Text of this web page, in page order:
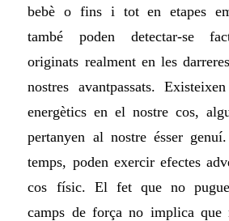
bebè o fins i tot en etapes
també poden detectar-se
originats realment en les
nostres avantpassats.
energètics en el nostre cos,
pertanyen al nostre ésser
temps, poden exercir efectes
cos físic. El fet que no
camps de força no implica